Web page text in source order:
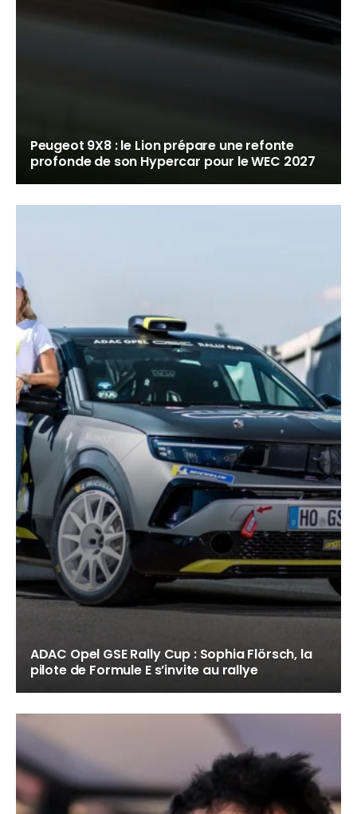
Peugeot 9X8 : le Lion prépare une refonte
profonde de son Hypercar pour le WEC 2027
ADAC Opel GSE Rally Cup : Sophia Flörsch, la
pilote de Formule E s’invite au rallye